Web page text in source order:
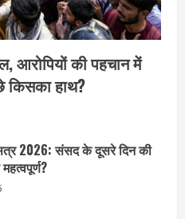
आरोपियों की पहचान में
किसका हाथ?
2026: संसद के दूसरे दिन की